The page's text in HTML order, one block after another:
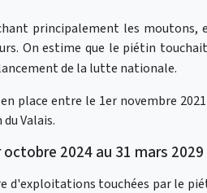
principalement les
On estime que le piétin
de la lutte nationale.
place entre le 1er novembre
Valais.
2024 au 31 mars 2029
touchées par le